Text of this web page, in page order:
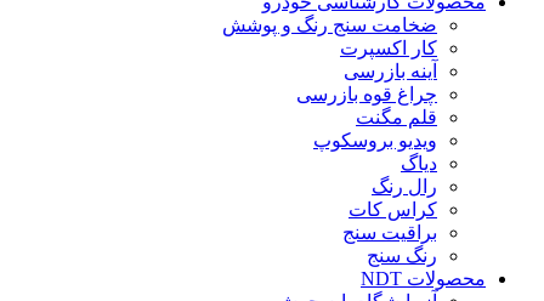
ضخامت سنج رنگ و پوشش
کار اکسپرت
آینه بازرسی
چراغ قوه بازرسی
قلم مگنت
ویدیو بروسکوپ
دیاگ
رال رنگ
کراس کات
براقیت سنج
رنگ سنج
محصولات NDT